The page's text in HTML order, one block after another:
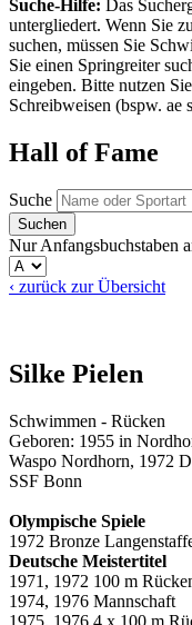
Suche-Hilfe: Das
untergliedert. Wenn Sie
suchen, müssen Sie
Sie einen Springreiter
eingeben. Bitte nutzen
Schreibweisen (bspw. ae
Hall of Fame
Suche
Nur Anfangsbuchstaben
‹ zurück zur Übersicht
Silke Pielen
Schwimmen - Rücken
Geboren: 1955 in
Waspo Nordhorn, 1972
SSF Bonn
Olympische Spiele
1972 Bronze
Deutsche Meistertitel
1971, 1972 100 m
1974, 1976 Mannschaft